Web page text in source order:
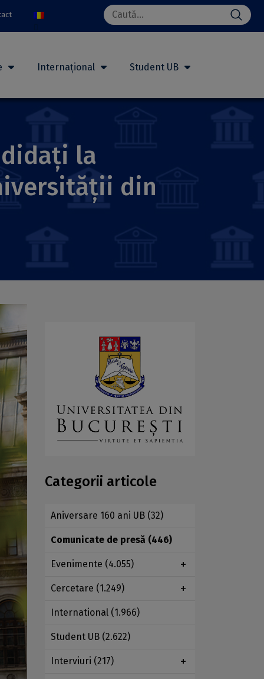
Search
for:
Internațional Student UB
la
din
Categorii articole
Aniversare 160 ani UB (32)
Comunicate de presă (446)
Evenimente (4.055)
Cercetare (1.249)
International (1.966)
Student UB (2.622)
Interviuri (217)